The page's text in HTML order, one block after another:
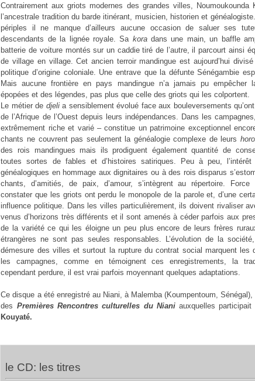
Contrairement aux griots modernes des grandes villes, Noumoukounda
l’ancestrale tradition du barde itinérant, musicien, historien et
périples il ne manque d’ailleurs aucune occasion de saluer ses
descendants de la lignée royale. Sa koradans une main, un baffle
batterie de voiture montés sur un caddie tiré de l’autre, il parcourt ainsi
de village en village. Cet ancien terroir mandingue est aujourd’hui
politique d’origine coloniale. Une entrave que la défunte Sénégambie
Mais aucune frontière en pays mandingue n’a jamais pu empêcher
épopées et des légendes, pas plus que celle des griots qui les colportent.
Le métier de djelia sensiblement évolué face aux bouleversements
de l’Afrique de l’Ouest depuis leurs indépendances. Dans les
extrêmement riche et varié – constitue un patrimoine exceptionnel
chants ne couvrent pas seulement la généalogie complexe de leurs
des rois mandingues mais ils prodiguent également quantité de
toutes sortes de fables et d’histoires satiriques. Peu à peu,
généalogiques en hommage aux dignitaires ou à des rois disparus
chants, d’amitiés, de paix, d’amour, s’intègrent au répertoire.
constater que les griots ont perdu le monopole de la parole et, d’une
influence politique. Dans les villes particulièrement, ils doivent rivaliser
venus d’horizons très différents et il sont amenés à céder parfois aux
de la variété ce qui les éloigne un peu plus encore de leurs frères
étrangères ne sont pas seules responsables. L’évolution de la
démesure des villes et surtout la rupture du contrat social marquent les
les campagnes, comme en témoignent ces enregistrements, la
cependant perdure, il est vrai parfois moyennant quelques adaptations.
Ce disque a été enregistré au Niani, à Malemba (Koumpentoum,
des Premières Rencontres culturelles du Nianiauxquelles participait
Kouyaté.
le CD: les titres